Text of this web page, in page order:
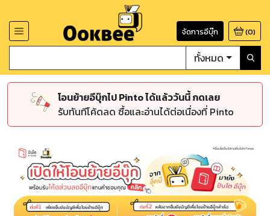
จัดการอีบุ๊ก (0)
ทั้งหมด
โอนย้ายอีบุ๊กไป Pinto ได้แล้ววันนี้ กดเลย
รับทันทีโค้ดลด ซื้อและอ่านได้ต่อเนื่องที่ Pinto